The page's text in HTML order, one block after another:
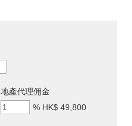
地產代理佣金
% HK$ 49,800